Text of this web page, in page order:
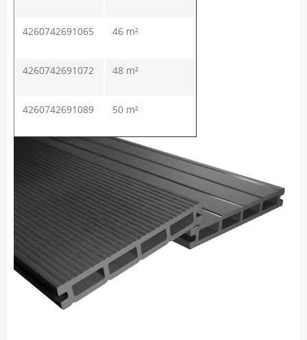
4260742691065 46 m²
4260742691072 48 m²
4260742691089 50 m²